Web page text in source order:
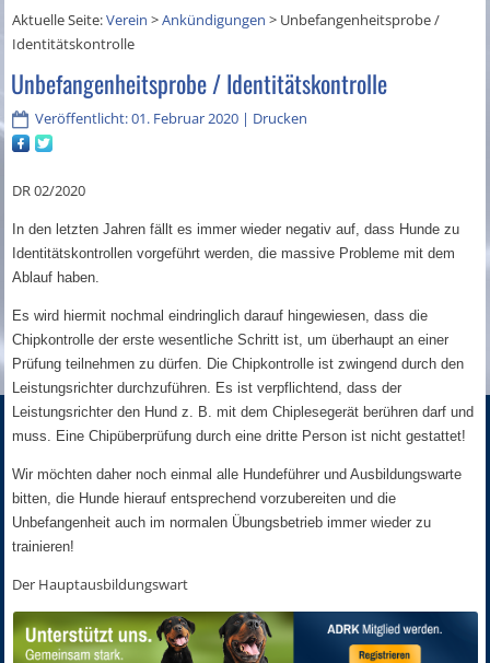
Aktuelle Seite:Verein >Ankündigungen > Unbefangenheitsprobe /
Identitätskontrolle
Unbefangenheitsprobe / Identitätskontrolle
Veröffentlicht: 01. Februar 2020 | Drucken
DR 02/2020
In den letzten Jahren fällt es immer wieder negativ auf, dass Hunde zu
Identitätskontrollen vorgeführt werden, die massive Probleme mit dem
Ablauf haben.
Es wird hiermit nochmal eindringlich darauf hingewiesen, dass die
Chipkontrolle der erste wesentliche Schritt ist, um überhaupt an einer
Prüfung teilnehmen zu dürfen. Die Chipkontrolle ist zwingend durch den
Leistungsrichter durchzuführen. Es ist verpflichtend, dass der
Leistungsrichter den Hund z. B. mit dem Chiplesegerät berühren darf und
muss. Eine Chipüberprüfung durch eine dritte Person ist nicht gestattet!
Wir möchten daher noch einmal alle Hundeführer und Ausbildungswarte
bitten, die Hunde hierauf entsprechend vorzubereiten und die
Unbefangenheit auch im normalen Übungsbetrieb immer wieder zu
trainieren!
Der Hauptausbildungswart